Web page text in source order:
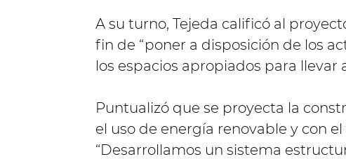
A su turno, Tejeda calificó al
fin de “poner a disposición de los
los espacios apropiados para llevar
Puntualizó que se proyecta la
el uso de energía renovable y con
“Desarrollamos un sistema